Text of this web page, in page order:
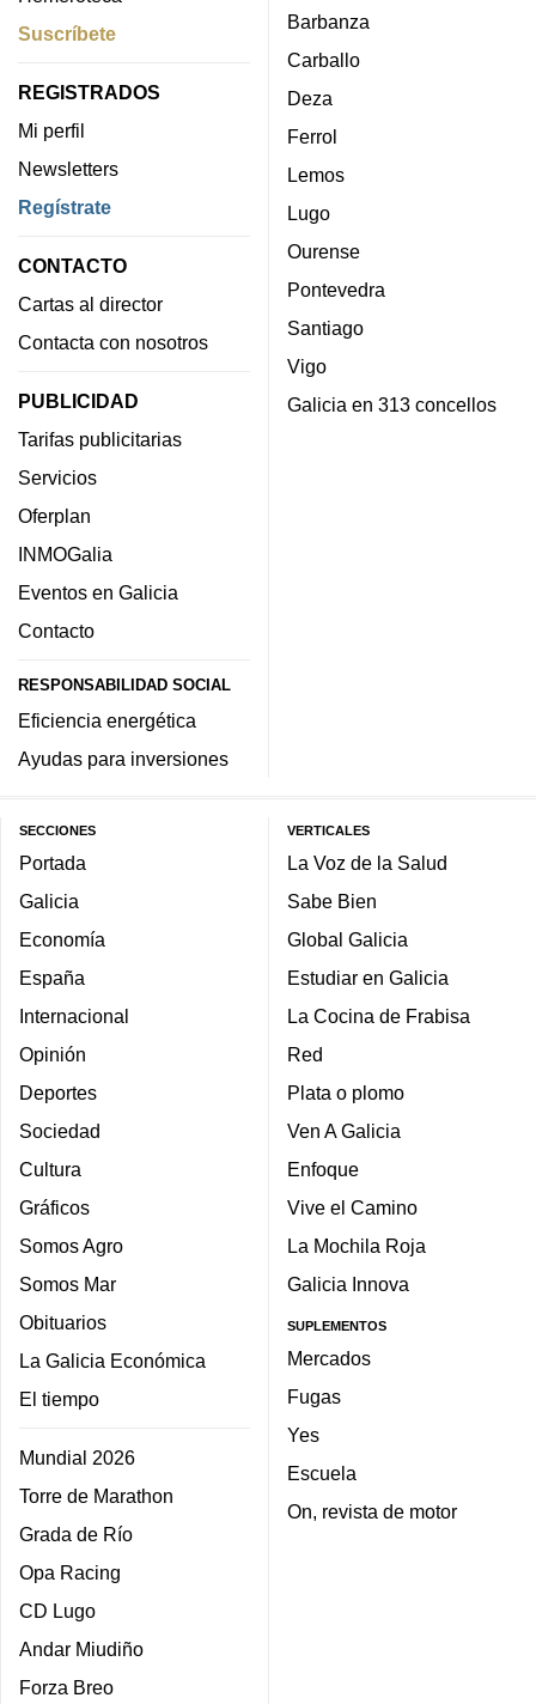
Suscríbete
REGISTRADOS
Mi perfil
Newsletters
Regístrate
CONTACTO
Cartas al director
Contacta con nosotros
PUBLICIDAD
Tarifas publicitarias
Servicios
Oferplan
INMOGalia
Eventos en Galicia
Contacto
RESPONSABILIDAD SOCIAL
Eficiencia energética
Ayudas para inversiones
Barbanza
Carballo
Deza
Ferrol
Lemos
Lugo
Ourense
Pontevedra
Santiago
Vigo
Galicia en 313 concellos
SECCIONES
Portada
Galicia
Economía
España
Internacional
Opinión
Deportes
Sociedad
Cultura
Gráficos
Somos Agro
Somos Mar
Obituarios
La Galicia Económica
El tiempo
Mundial 2026
Torre de Marathon
Grada de Río
Opa Racing
CD Lugo
Andar Miudiño
Forza Breo
VERTICALES
La Voz de la Salud
Sabe Bien
Global Galicia
Estudiar en Galicia
La Cocina de Frabisa
Red
Plata o plomo
Ven A Galicia
Enfoque
Vive el Camino
La Mochila Roja
Galicia Innova
SUPLEMENTOS
Mercados
Fugas
Yes
Escuela
On, revista de motor